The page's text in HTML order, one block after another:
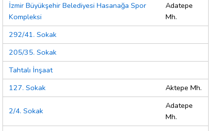
İzmir Büyükşehir Belediyesi Hasanağa Spor
Kompleksi
Adatepe
Mh.
292/41. Sokak
205/35. Sokak
Tahtalı İnşaat
127. Sokak
Aktepe Mh.
2/4. Sokak
Adatepe
Mh.